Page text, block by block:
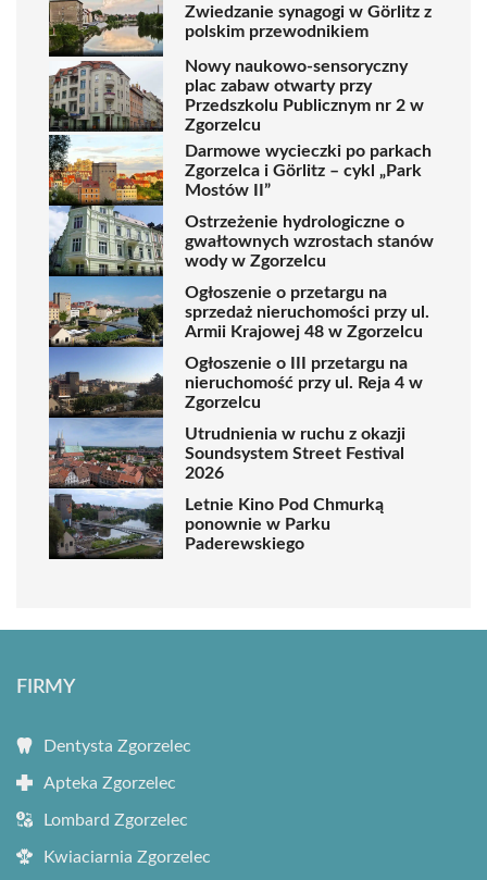
Zwiedzanie synagogi w Görlitz z
polskim przewodnikiem
Nowy naukowo-sensoryczny
plac zabaw otwarty przy
Przedszkolu Publicznym nr 2 w
Zgorzelcu
Darmowe wycieczki po parkach
Zgorzelca i Görlitz – cykl „Park
Mostów II”
Ostrzeżenie hydrologiczne o
gwałtownych wzrostach stanów
wody w Zgorzelcu
Ogłoszenie o przetargu na
sprzedaż nieruchomości przy ul.
Armii Krajowej 48 w Zgorzelcu
Ogłoszenie o III przetargu na
nieruchomość przy ul. Reja 4 w
Zgorzelcu
Utrudnienia w ruchu z okazji
Soundsystem Street Festival
2026
Letnie Kino Pod Chmurką
ponownie w Parku
Paderewskiego
FIRMY
Dentysta Zgorzelec
Apteka Zgorzelec
Lombard Zgorzelec
Kwiaciarnia Zgorzelec